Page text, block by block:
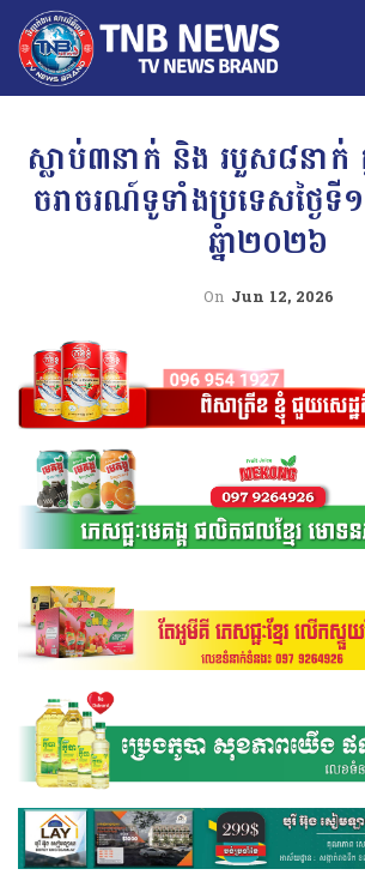
ស្លាប់៣នាក់ និង របួស៨នាក់ ក្
ចរាចរណ៍ទូទាំងប្រទេសថ្ងៃទី
ឆ្នំា២០២៦
On Jun 12, 2026